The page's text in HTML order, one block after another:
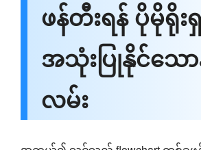
ဖန်တီးရန် ပိုမိုရိုးရှ
အသုံးပြုနိုင်သေ
လမ်း